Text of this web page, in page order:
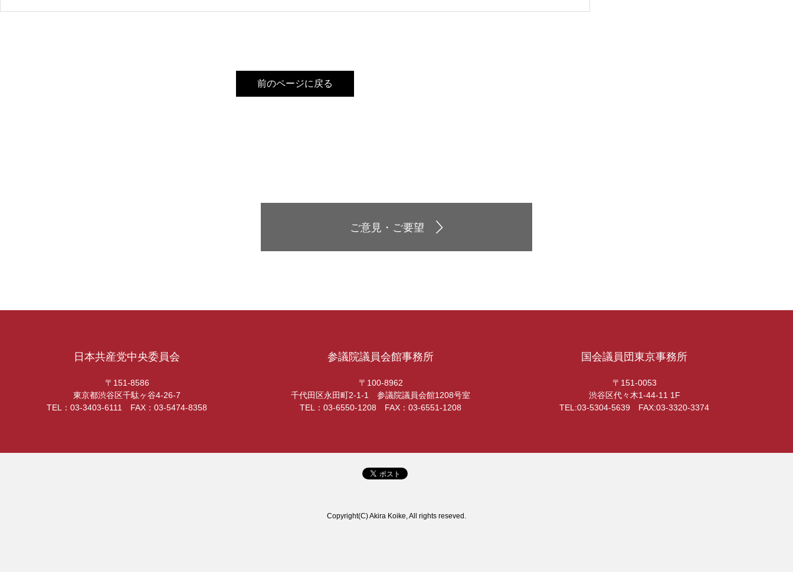
前のページに戻る
ご意見・ご要望
日本共産党中央委員会
〒151-8586
東京都渋谷区千駄ヶ谷4-26-7
TEL：03-3403-6111 FAX：03-5474-8358
参議院議員会館事務所
〒100-8962
千代田区永田町2-1-1 参議院議員会館1208号室
TEL：03-6550-1208 FAX：03-6551-1208
国会議員団東京事務所
〒151-0053
渋谷区代々木1-44-11 1F
TEL:03-5304-5639 FAX:03-3320-3374
Copyright(C) Akira Koike, All rights reseved.